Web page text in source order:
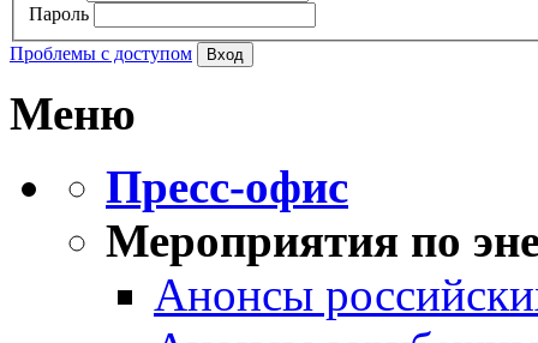
Пароль
Проблемы с доступом
Меню
Пресс-офис
Мероприятия по
Анонсы